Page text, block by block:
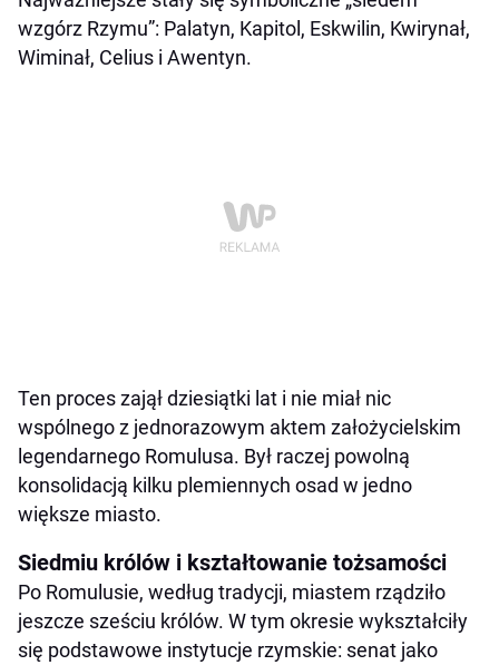
wzgórz Rzymu”: Palatyn, Kapitol, Eskwilin, Kwirynał,
Wiminał, Celius i Awentyn.
Ten proces zajął dziesiątki lat i nie miał nic
wspólnego z jednorazowym aktem założycielskim
legendarnego Romulusa. Był raczej powolną
konsolidacją kilku plemiennych osad w jedno
większe miasto.
Siedmiu królów i kształtowanie tożsamości
Po Romulusie, według tradycji, miastem rządziło
jeszcze sześciu królów. W tym okresie wykształciły
się podstawowe instytucje rzymskie: senat jako